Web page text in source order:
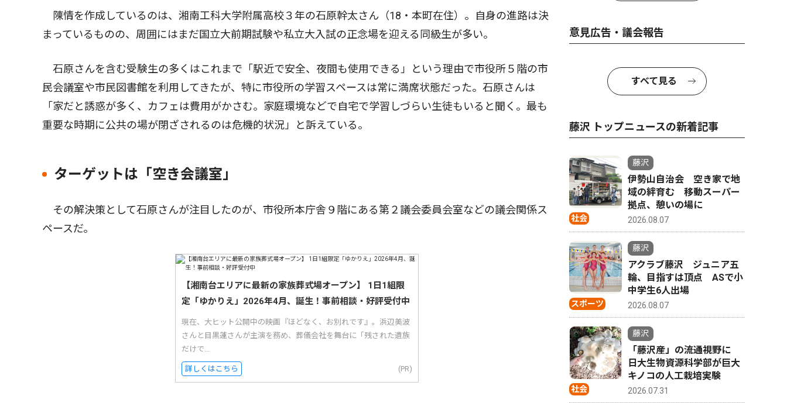
陳情を作成しているのは、湘南工科大学附属高校３年の石原幹太さん（18・本町在住）。自身の進路は決
まっているものの、周囲にはまだ国立大前期試験や私立大入試の正念場を迎える同級生が多い。
石原さんを含む受験生の多くはこれまで「駅近で安全、夜間も使用できる」という理由で市役所５階の市
民会議室や市民図書館を利用してきたが、特に市役所の学習スペースは常に満席状態だった。石原さんは
「家だと誘惑が多く、カフェは費用がかさむ。家庭環境などで自宅で学習しづらい生徒もいると聞く。最も
重要な時期に公共の場が閉ざされるのは危機的状況」と訴えている。
ターゲットは「空き会議室」
その解決策として石原さんが注目したのが、市役所本庁舎９階にある第２議会委員会室などの議会関係ス
ペースだ。
【湘南台エリアに最新の家族葬式場オープン】 1日1組限
定「ゆかりえ」2026年4月、誕生！事前相談・好評受付中
現在、大ヒット公開中の映画『ほどなく、お別れです』。浜辺美波
さんと目黒蓮さんが主演を務め、葬儀会社を舞台に「残された遺族
だけで...
詳しくはこちら (PR)
意見広告・議会報告
すべて見る
藤沢 トップニュースの新着記事
社会
藤沢
伊勢山自治会 空き家で地
域の絆育む 移動スーパー
拠点、憩いの場に
2026.08.07
スポーツ
藤沢
アクラブ藤沢 ジュニア五
輪、目指すは頂点 ASで小
中学生6人出場
2026.08.07
社会
藤沢
「藤沢産」の流通視野に
日大生物資源科学部が巨大
キノコの人工栽培実験
2026.07.31